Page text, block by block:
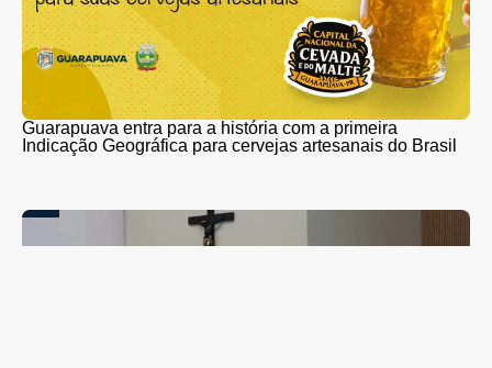
Guarapuava entra para a história com a primeira
Indicação Geográfica para cervejas artesanais do Brasil